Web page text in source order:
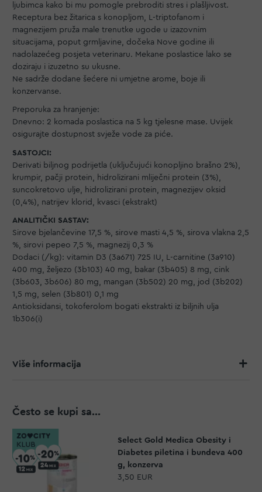
ljubimca kako bi mu pomogle prebroditi stres i plašljivost.
Receptura bez žitarica s konopljom, L-triptofanom i
magnezijem pruža male trenutke ugode u izazovnim
situacijama, poput grmljavine, dočeka Nove godine ili
nadolazećeg posjeta veterinaru. Mekane poslastice lako se
doziraju i izuzetno su ukusne.
Ne sadrže dodane šećere ni umjetne arome, boje ili
konzervanse.
Preporuka za hranjenje:
Dnevno: 2 komada poslastica na 5 kg tjelesne mase. Uvijek
osigurajte dostupnost svježe vode za piće.
SASTOJCI:
Derivati ​​biljnog podrijetla (uključujući konopljino brašno 2%),
krumpir, pačji protein, hidrolizirani mliječni protein (3%),
suncokretovo ulje, hidrolizirani protein, magnezijev oksid
(0,4%), natrijev klorid, kvasci (ekstrakt)
ANALITIČKI SASTAV:
Sirove bjelančevine 17,5 %, sirove masti 4,5 %, sirova vlakna 2,5
%, sirovi pepeo 7,5 %, magnezij 0,3 %
Dodaci (/kg): vitamin D3 (3a671) 725 IU, L-carnitine (3a910)
400 mg, željezo (3b103) 40 mg, bakar (3b405) 8 mg, cink
(3b603, 3b606) 80 mg, mangan (3b502) 20 mg, jod (3b202)
1,5 mg, selen (3b801) 0,1 mg
Antioksidansi, tokoferolom bogati ekstrakti iz biljnih ulja
1b306(i)
Više informacija
Često se kupi sa...
Select Gold Medica Obesity i
Diabetes piletina i bundeva 400
g, konzerva
3,50 EUR